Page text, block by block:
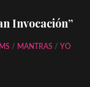
Invocación”
/ MANTRAS / YO